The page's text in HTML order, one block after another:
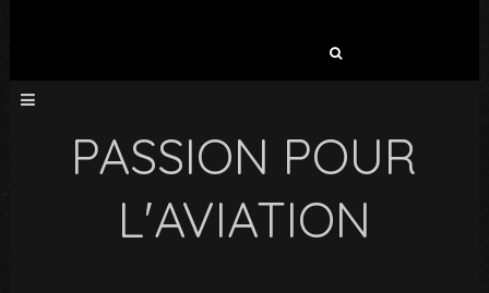
PASSION POUR
L'AVIATION